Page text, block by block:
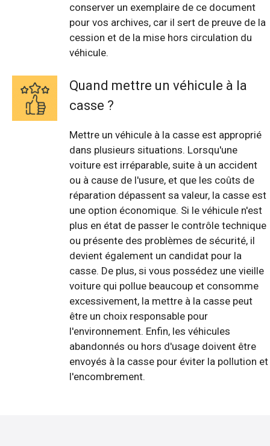
conserver un exemplaire de ce document
pour vos archives, car il sert de preuve de la
cession et de la mise hors circulation du
véhicule.
Quand mettre un véhicule à la
casse ?
Mettre un véhicule à la casse est approprié
dans plusieurs situations. Lorsqu'une
voiture est irréparable, suite à un accident
ou à cause de l'usure, et que les coûts de
réparation dépassent sa valeur, la casse est
une option économique. Si le véhicule n'est
plus en état de passer le contrôle technique
ou présente des problèmes de sécurité, il
devient également un candidat pour la
casse. De plus, si vous possédez une vieille
voiture qui pollue beaucoup et consomme
excessivement, la mettre à la casse peut
être un choix responsable pour
l'environnement. Enfin, les véhicules
abandonnés ou hors d'usage doivent être
envoyés à la casse pour éviter la pollution et
l'encombrement.